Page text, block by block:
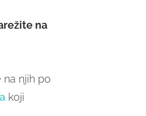
na
na njih po
koji